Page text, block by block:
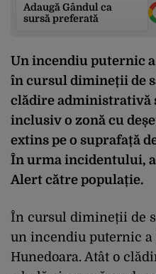
Adaugă Gândul ca
sursă preferată
Un incendiu puternic
în cursul dimineții de
clădire administrativă
inclusiv o zonă cu
extins pe o suprafață
În urma incidentului, a
Alert către populație.
În cursul dimineții de
un incendiu puternic
Hunedoara. Atât o